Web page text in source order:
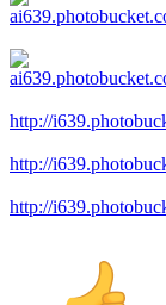
http://
http://
http://